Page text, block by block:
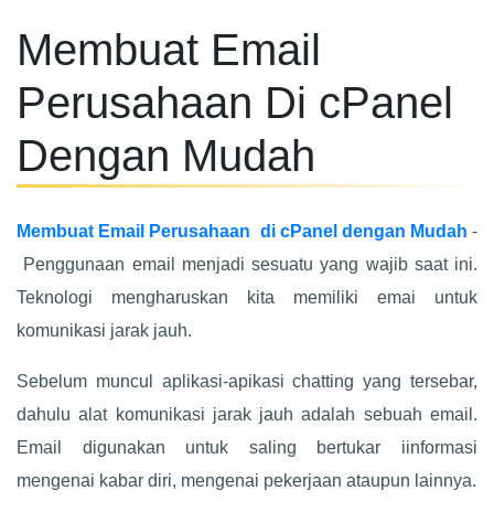
Membuat Email
Perusahaan Di cPanel
Dengan Mudah
Membuat Email Perusahaan di cPanel dengan Mudah -
Penggunaan email menjadi sesuatu yang wajib saat ini.
Teknologi mengharuskan kita memiliki emai untuk
komunikasi jarak jauh.
Sebelum muncul aplikasi-apikasi chatting yang tersebar,
dahulu alat komunikasi jarak jauh adalah sebuah email.
Email digunakan untuk saling bertukar iinformasi
mengenai kabar diri, mengenai pekerjaan ataupun lainnya.